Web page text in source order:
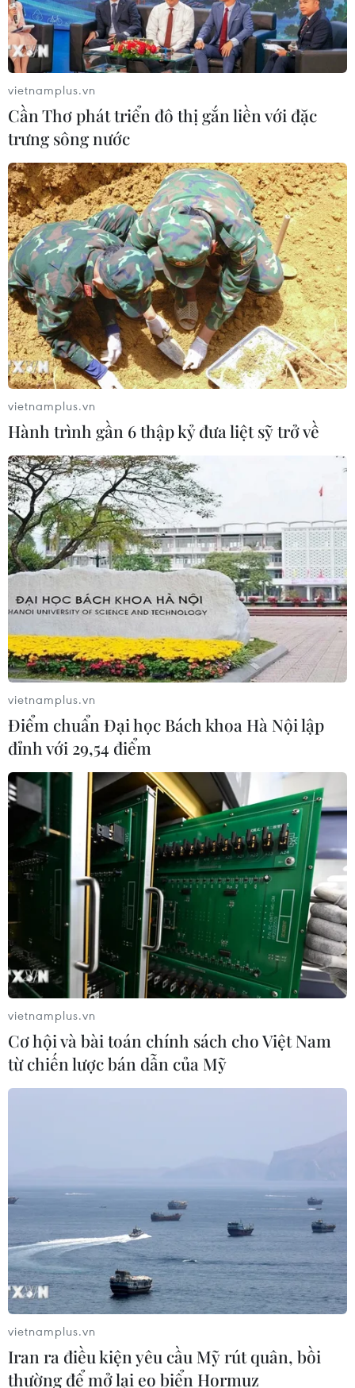
TIN CÙNG CHUYÊN MỤC
Cơ hội và bài toán chính sách cho
Việt Nam từ chiến lược bán dẫn của
Mỹ
09/08/2026 12:57
Chiến dịch siết nhập cư của Mỹ tăng
tốc, ICE bắt giữ 51.000 người
09/08/2026 06:56
Bạn bè Canada chia sẻ về giá trị độc
lập, tự chủ của Việt Nam
09/08/2026 05:13
Người từng là luật sư riêng của Tổng
thống Trump trở thành Bộ trưởng Tư
pháp Mỹ
08/08/2026 23:28
Thượng viện Mỹ thông qua luật ngân
sách tránh nguy cơ chính phủ đóng
cửa
08/08/2026 13:31
Canada, Mỹ đàm phán thỏa thuận
thương mại tạm thời nhằm hạ nhiệt
căng thẳng
07/08/2026 23:53
Tổng thống đắc cử của Colombia
Abelardo De La Espriella nhậm chức
07/08/2026 23:12
vietnamplus.vn
Cần Thơ phát triển đô thị gắn liền với đặc
trưng sông nước
vietnamplus.vn
Hành trình gần 6 thập kỷ đưa liệt sỹ trở về
vietnamplus.vn
Điểm chuẩn Đại học Bách khoa Hà Nội lập
đỉnh với 29,54 điểm
vietnamplus.vn
Cơ hội và bài toán chính sách cho Việt Nam
từ chiến lược bán dẫn của Mỹ
vietnamplus.vn
Iran ra điều kiện yêu cầu Mỹ rút quân, bồi
thường để mở lại eo biển Hormuz